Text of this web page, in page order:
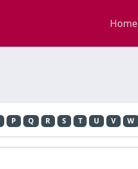
Home
P Q R S T U V W